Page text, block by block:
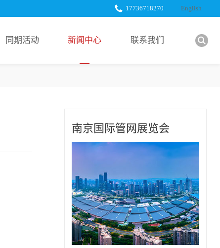
English
17736718270
同期活动 新闻中心 联系我们
南京国际管网展览会